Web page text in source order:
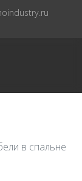
в спальне